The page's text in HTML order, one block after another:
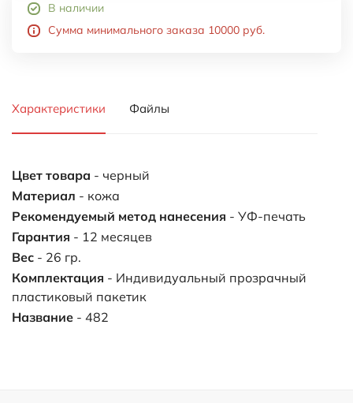
В наличии
Сумма минимального заказа 10000 руб.
Характеристики Файлы
Цвет товара - черный
Материал - кожа
Рекомендуемый метод нанесения - УФ-печать
Гарантия - 12 месяцев
Вес - 26 гр.
Комплектация - Индивидуальный прозрачный
пластиковый пакетик
Название - 482